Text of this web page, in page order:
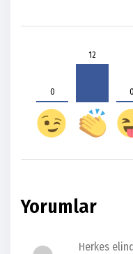
0
12
0
Yorumlar
Herkes